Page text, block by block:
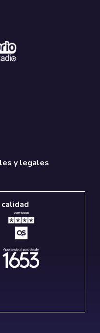
y legales